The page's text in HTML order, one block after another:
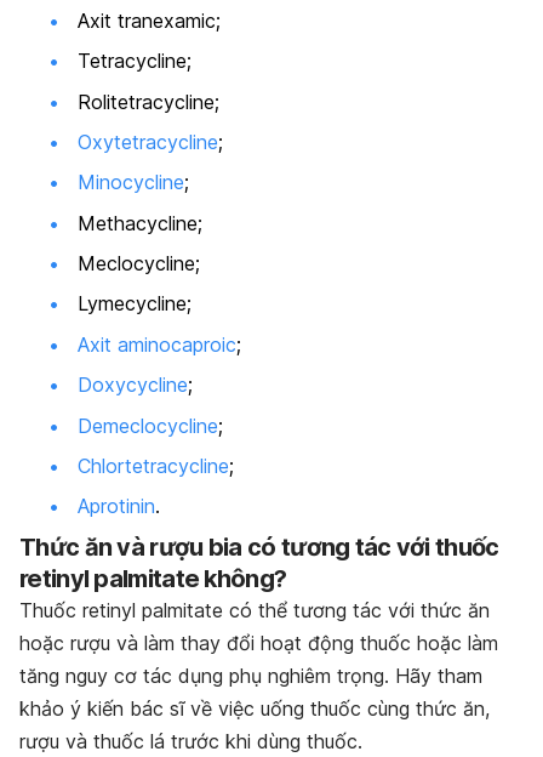
Axit tranexamic;
Tetracycline;
Rolitetracycline;
Oxytetracycline;
Minocycline;
Methacycline;
Meclocycline;
Lymecycline;
Axit aminocaproic;
Doxycycline;
Demeclocycline;
Chlortetracycline;
Aprotinin.
Thức ăn và rượu bia có tương tác với thuốc
retinyl palmitate không?
Thuốc retinyl palmitate có thể tương tác với thức ăn
hoặc rượu và làm thay đổi hoạt động thuốc hoặc làm
tăng nguy cơ tác dụng phụ nghiêm trọng. Hãy tham
khảo ý kiến bác sĩ về việc uống thuốc cùng thức ăn,
rượu và thuốc lá trước khi dùng thuốc.